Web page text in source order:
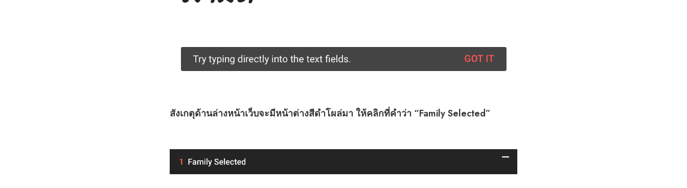
สังเกตุด้านล่างหน้าเว็บจะมีหน้าต่างสีดำโผล่มา ให้คลิกที่คำว่า “Family Selected”